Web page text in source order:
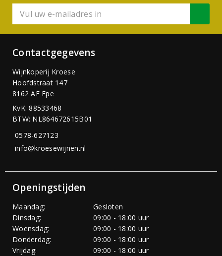
Contactgegevens
Wijnkoperij Kroese
Hoofdstraat 147
8162 AE Epe
KvK: 88533468
BTW: NL864672615B01
0578-627123
info@kroesewijnen.nl
Openingstijden
Maandag:
Gesloten
Dinsdag:
09:00 - 18:00 uur
Woensdag:
09:00 - 18:00 uur
Donderdag:
09:00 - 18:00 uur
Vrijdag:
09:00 - 18:00 uur